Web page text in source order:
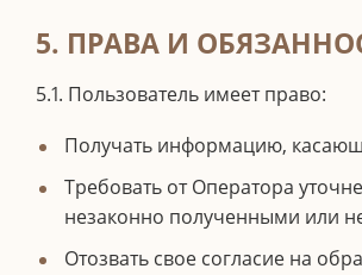
5. ПРАВА И
5.1. Пользователь имеет право:
Получать информацию,
Требовать от Оператора
незаконно полученными или
Отозвать свое согласие на